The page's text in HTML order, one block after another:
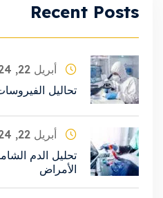
Recent Posts
أبريل 22, 2024
تحاليل
أبريل 22, 2024
تحليل الدم
الأمراض